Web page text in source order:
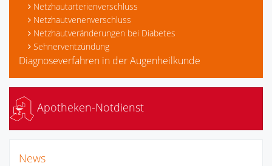
Netzhautarterienverschluss
Netzhautvenenverschluss
Netzhautveränderungen bei Diabetes
Sehnerventzündung
Diagnoseverfahren in der Augenheilkunde
Apotheken-Notdienst
News